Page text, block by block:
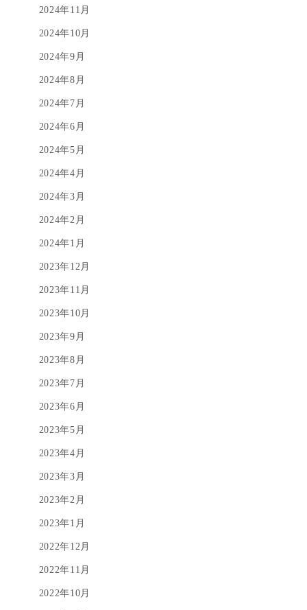
2024年11月
2024年10月
2024年9月
2024年8月
2024年7月
2024年6月
2024年5月
2024年4月
2024年3月
2024年2月
2024年1月
2023年12月
2023年11月
2023年10月
2023年9月
2023年8月
2023年7月
2023年6月
2023年5月
2023年4月
2023年3月
2023年2月
2023年1月
2022年12月
2022年11月
2022年10月